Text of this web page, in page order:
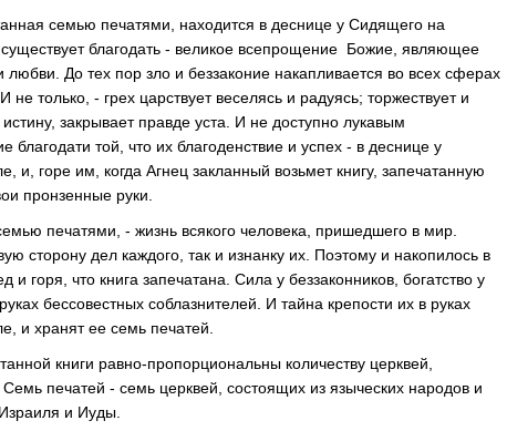
семью печатями, находится в деснице у Сидящего на
существует благодать - великое всепрощение Божие, являющее
любви. До тех пор зло и беззаконие накапливается во всех сферах
не только, - грех царствует веселясь и радуясь; торжествует и
закрывает правде уста. И не доступно лукавым
благодати той, что их благоденствие и успех - в деснице у
и, горе им, когда Агнец закланный возьмет книгу, запечатанную
пронзенные руки.
печатями, - жизнь всякого человека, пришедшего в мир.
сторону дел каждого, так и изнанку их. Поэтому и накопилось в
и горя, что книга запечатана. Сила у беззаконников, богатство у
бессовестных соблазнителей. И тайна крепости их в руках
и хранят ee семь печатей.
книги равно-пропорциональны количеству церквей,
печатей - семь церквей, состоящих из языческих народов и
и Иуды.